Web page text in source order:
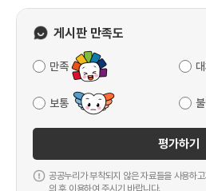
게시판 만족도
만족
보통
평가하기
공공누리가 부착되지 않은 자료들을 사용하
의 후 이용하여 주시기 바랍니다.